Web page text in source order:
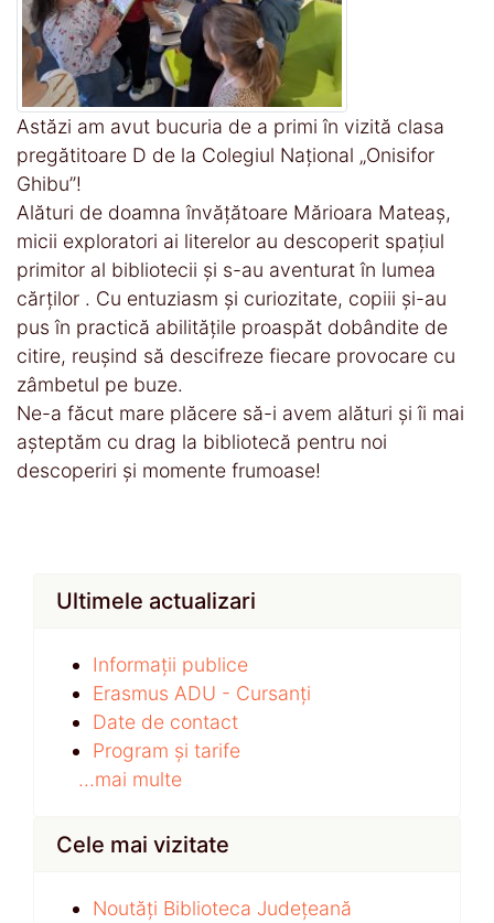
Astăzi am avut bucuria de a primi în vizită clasa
pregătitoare D de la Colegiul Național „Onisifor
Ghibu”!
Alături de doamna învățătoare Mărioara Mateaș,
micii exploratori ai literelor au descoperit spațiul
primitor al bibliotecii și s-au aventurat în lumea
cărților . Cu entuziasm și curiozitate, copiii și-au
pus în practică abilitățile proaspăt dobândite de
citire, reușind să descifreze fiecare provocare cu
zâmbetul pe buze.
Ne-a făcut mare plăcere să-i avem alături și îi mai
așteptăm cu drag la bibliotecă pentru noi
descoperiri și momente frumoase!
Ultimele actualizari
Informații publice
Erasmus ADU - Cursanți
Date de contact
Program și tarife
...mai multe
Cele mai vizitate
Noutăți Biblioteca Județeană